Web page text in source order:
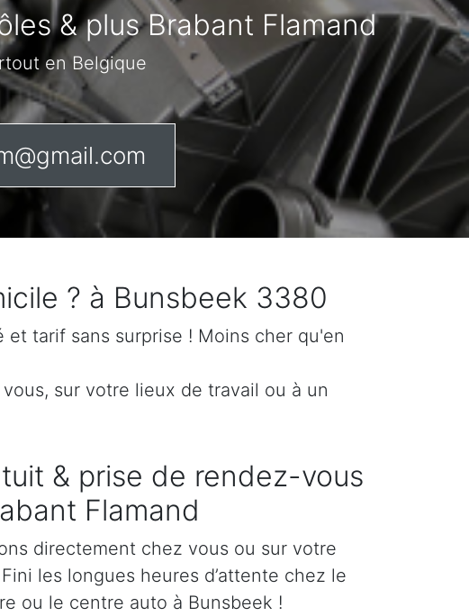
& plus Brabant Flamand
en Belgique
? à Bunsbeek 3380
tarif sans surprise ! Moins cher qu'en
sur votre lieux de travail ou à un
& prise de rendez-vous
Flamand
directement chez vous ou sur votre
les longues heures d’attente chez le
ou le centre auto à Bunsbeek !